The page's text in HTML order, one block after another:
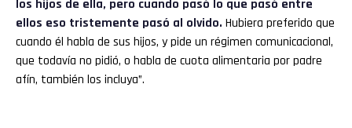
los hijos de ella, pero cuando pasó lo que pasó entre
ellos eso tristemente pasó al olvido. Hubiera preferido que
cuando él habla de sus hijos, y pide un régimen comunicacional,
que todavía no pidió, o habla de cuota alimentaria por padre
afín, también los incluya”.